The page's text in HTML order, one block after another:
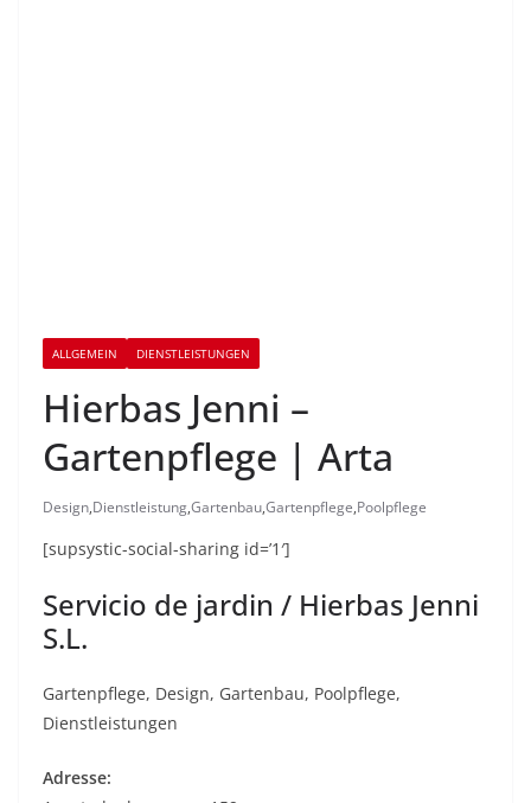
ALLGEMEIN DIENSTLEISTUNGEN
Hierbas Jenni –
Gartenpflege | Arta
Design,Dienstleistung,Gartenbau,Gartenpflege,Poolpflege
[supsystic-social-sharing id=’1′]
Servicio de jardin / Hierbas Jenni
S.L.
Gartenpflege, Design, Gartenbau, Poolpflege,
Dienstleistungen
Adresse: